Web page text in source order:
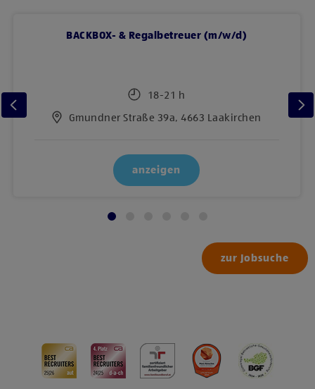
BACKBOX- & Regalbetreuer (m/w/d)
18-21 h
Gmundner Straße 39a, 4663 Laakirchen
anzeigen
zur Jobsuche